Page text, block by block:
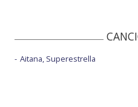
Aitana, Superestrella